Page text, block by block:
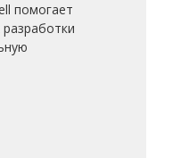
помогает